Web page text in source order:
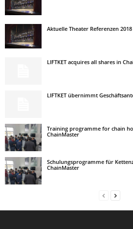
Aktuelle Theater Referenzen 2018
LIFTKET acquires all shares in
LIFTKET übernimmt
Training programme for chain
ChainMaster
Schulungsprogramme für
ChainMaster